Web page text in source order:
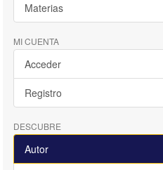
Materias
MI CUENTA
Acceder
Registro
DESCUBRE
Autor